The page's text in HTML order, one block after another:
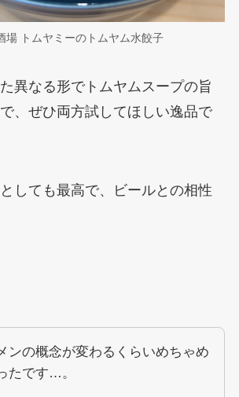
場 トムヤミーのトムヤム水餃子
異なる形でトムヤムスープの旨
、ぜひ両方試してほしい逸品で
しても最高で、ビールとの相性
ンの概念が変わるくらいめちゃめ
たです…。